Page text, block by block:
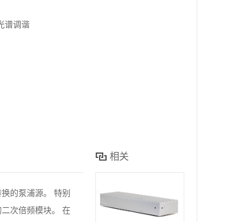
谱调谐
的泵浦源。 特别
次倍频模块。 在
相关